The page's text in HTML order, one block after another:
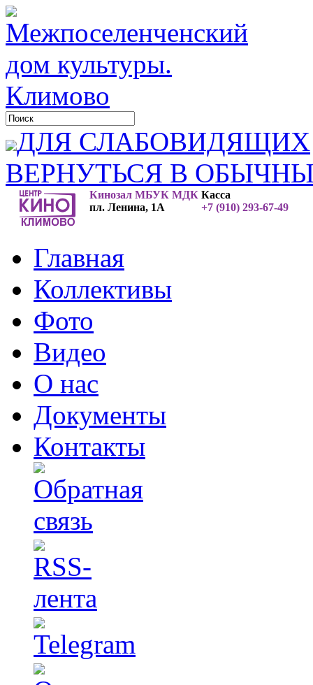
ДЛЯ СЛАБОВИДЯЩИХ
ВЕРНУТЬСЯ В
Кинозал МБУК МДК
пл. Ленина, 1А
Касса
+7 (910) 293-67-49
Главная
Коллективы
Фото
Видео
О нас
Документы
Контакты